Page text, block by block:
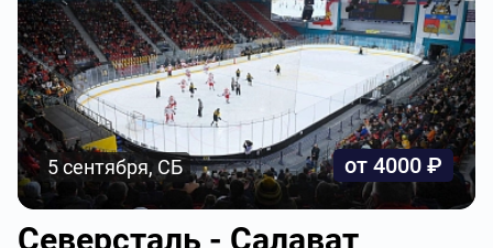
5 сентября, СБ от 4000 ₽
Северсталь - Салават